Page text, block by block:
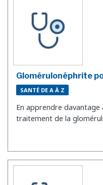
Glomérulonéphrite
SANTÉ DE A À Z
En apprendre
traitement de la